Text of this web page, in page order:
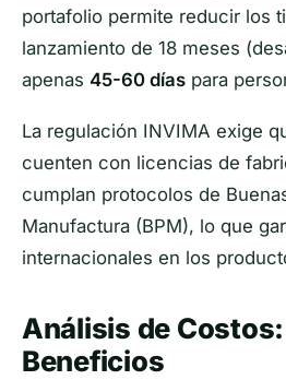
portafolio permite reducir los
lanzamiento de 18 meses
apenas 45-60 días para
La regulación INVIMA exige
cuenten con licencias de
cumplan protocolos de
Manufactura (BPM), lo que
internacionales en los
Análisis de
Beneficios